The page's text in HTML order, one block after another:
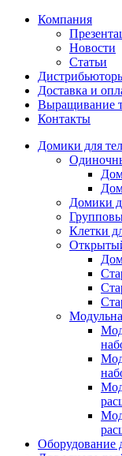
Компания
Новости
Статьи
Доставка и
Выращивание
Контакты
Домики для
Домики
Клетки
Оборудование